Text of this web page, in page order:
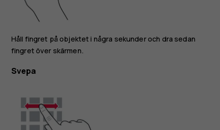
Håll fingret på objektet i några sekunder och dra sedan
fingret över skärmen.
Svepa